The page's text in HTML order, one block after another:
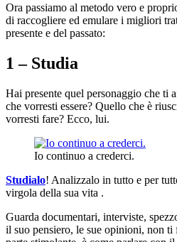
Ora passiamo al metodo vero e
di raccogliere ed emulare i migliori
presente e del passato:
1 – Studia
Hai presente quel personaggio che ti
che vorresti essere? Quello che è
vorresti fare? Ecco, lui.
Io continuo a crederci.
Studialo! Analizzalo in tutto e per
virgola della sua vita .
Guarda documentari, interviste,
il suo pensiero, le sue opinioni, non ti